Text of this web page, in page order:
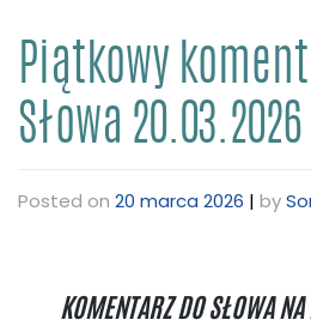
Piątkowy
Słowa 20.03.2026
Posted on 20 marca 2026 | by
KOMENTARZ DO SŁOWA